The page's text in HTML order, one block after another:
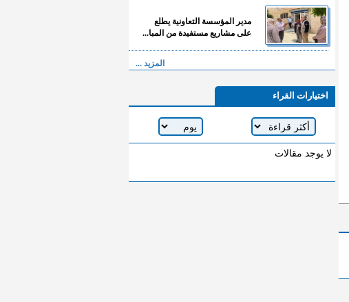
مدير المؤسسة التعاونية يطلع
على مشاريع مستفيدة من المبا...
المزيد ...
اختيارات القراء
لا يوجد مقالات